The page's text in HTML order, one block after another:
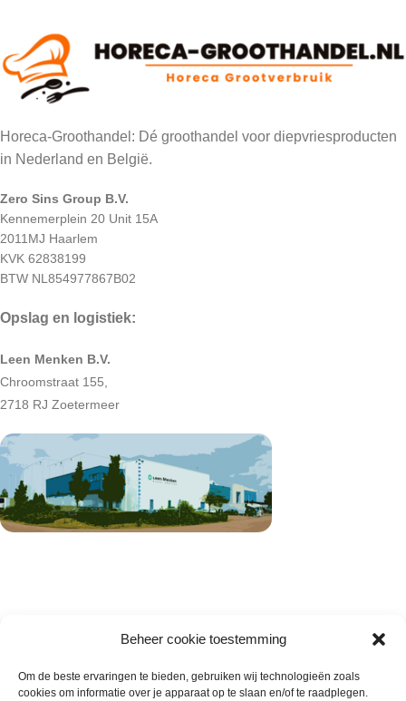
Beheer cookie toestemming
Om de beste ervaringen te bieden, gebruiken wij technologieën zoals
cookies om informatie over je apparaat op te slaan en/of te raadplegen.
Horeca-Groothandel: Dé groothandel voor diepvriesproducten
in Nederland en België.
Zero Sins Group B.V.
Kennemerplein 20 Unit 15A
2011MJ Haarlem
KVK 62838199
BTW NL854977867B02
Opslag en logistiek:
Leen Menken B.V.
Chroomstraat 155,
2718 RJ Zoetermeer